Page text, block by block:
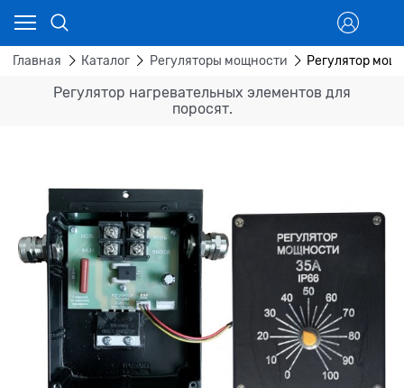
Главная Каталог Регуляторы мощности Регулятор
Регулятор нагревательных элементов для
поросят.